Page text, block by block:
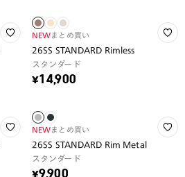
NEWまとめ買い
26SS STANDARD Rimless
スタンダード
¥14,900
NEWまとめ買い
26SS STANDARD Rim Metal
スタンダード
¥9,900